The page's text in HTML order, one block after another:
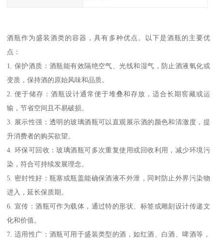
酒瓶作为盛装酒类的容器，具有多种优点。以下是酒瓶的主要优
点：
1. 保护酒质：酒瓶能有效隔绝空气、光线和湿气，防止酒液氧化或
变质，保持酒的原始风味和品质。
2. 便于储存：酒瓶设计通常便于堆叠和存放，适合长期窖藏或运
输，节省空间且不易破损。
3. 展示性强：透明的玻璃酒瓶可以直观展示酒的颜色和清澈度，提
升消费者的购买欲望。
4. 环保可回收：玻璃酒瓶可多次重复使用或回收利用，减少环境污
染，符合可持续发展理念。
5. 密封性好：瓶塞或瓶盖能确保酒液不外泄，同时防止外界污染物
进入，延长保质期。
6. 宣传：酒瓶可作为载体，通过特的形状、标签或雕刻设计传递文
化和价值。
7. 适用性广：酒瓶可用于盛装类型的酒，如红酒、白酒、啤酒等，